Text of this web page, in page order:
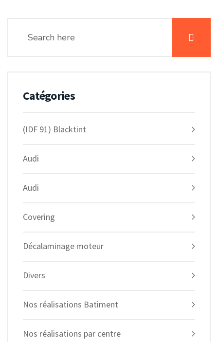
Catégories
(IDF 91) Blacktint
Audi
Audi
Covering
Décalaminage moteur
Divers
Nos réalisations Batiment
Nos réalisations par centre